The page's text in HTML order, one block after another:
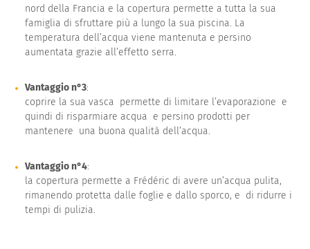
nord della Francia e la copertura permette a tutta la sua
famiglia di sfruttare più a lungo la sua piscina. La
temperatura dell’acqua viene mantenuta e persino
aumentata grazie all’effetto serra.
Vantaggio n°3:
coprire la sua vasca permette di limitare l’evaporazione e
quindi di risparmiare acqua e persino prodotti per
mantenere una buona qualità dell’acqua.
Vantaggio n°4:
la copertura permette a Frédéric di avere un’acqua pulita,
rimanendo protetta dalle foglie e dallo sporco, e di ridurre i
tempi di pulizia.